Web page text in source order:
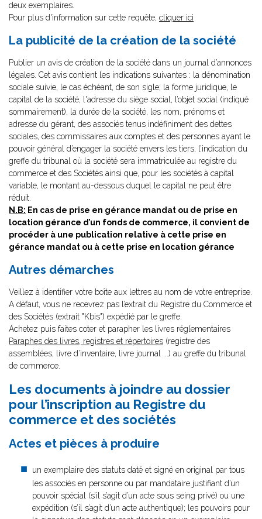
deux exemplaires.
Pour plus d'information sur cette requête, cliquer ici
La publicité de la création de la société
Publier un avis de création de la société dans un journal d’annonces
légales. Cet avis contient les indications suivantes : la dénomination
sociale suivie, le cas échéant, de son sigle; la forme juridique, le
capital de la société, l'adresse du siège social, l’objet social (indiqué
sommairement), la durée de la société, les nom, prénoms et
adresse du gérant, des associés tenus indéfiniment des dettes
sociales, des commissaires aux comptes et des personnes ayant le
pouvoir général d’engager la société envers les tiers, l’indication du
greffe du tribunal où la société sera immatriculée au registre du
commerce et des Sociétés ainsi que, pour les sociétés à capital
variable, le montant au-dessous duquel le capital ne peut être
réduit.
N.B: En cas de prise en gérance mandat ou de prise en
location gérance d’un fonds de commerce, il convient de
procéder à une publication relative à cette prise en
gérance mandat ou à cette prise en location gérance
Autres démarches
Veillez à identifier votre boîte aux lettres au nom de votre entreprise.
A défaut, vous ne recevrez pas l’extrait du Registre du Commerce et
des Sociétés (extrait "Kbis") expédié par le greffe.
Achetez puis faites coter et parapher les livres réglementaires
Paraphes des livres, registres et répertoires (registre des
assemblées, livre d’inventaire, livre journal ...) au greffe du tribunal
de commerce.
Les documents à joindre au dossier
pour l’inscription au Registre du
commerce et des sociétés
Actes et pièces à produire
un exemplaire des statuts daté et signé en original par tous
les associés en personne ou par mandataire justifiant d’un
pouvoir spécial (s’il s’agit d’un acte sous seing privé) ou une
expédition (s’il s’agit d’un acte authentique); les pouvoirs pour